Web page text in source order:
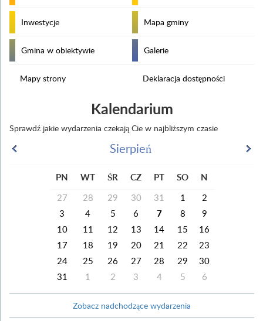
Inwestycje Mapa gminy
Gmina w obiektywie Galerie
Mapy strony Deklaracja dostępności
Kalendarium
Sprawdź jakie wydarzenia czekają Cie w najbliższym czasie
Sierpień
PN WT ŚR CZ PT SO N
27 28 29 30 31 1
2
3
4 5 6 7 8
9
10
11 12 13 14 15
16
17
18 19 20 21 22
23
24
25 26 27 28 29
30
31
1 2 3 4 5 6
Zobacz nadchodzące wydarzenia